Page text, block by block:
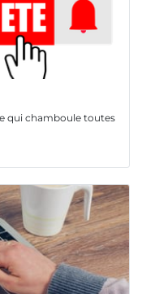
qui chamboule toutes